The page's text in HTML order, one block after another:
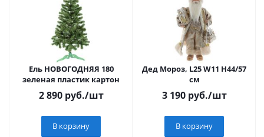
Ель НОВОГОДНЯЯ 180
зеленая пластик картон
2 890руб./шт
В корзину
Дед Мороз, L25 W11 H44/57
см
3 190руб./шт
В корзину